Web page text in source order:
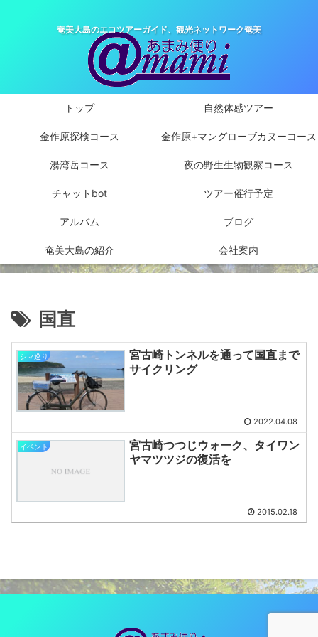
奄美大島のエコツアーガイド、観光ネットワーク奄美
トップ 自然体感ツアー
金作原探検コース 金作原+マングローブカヌーコース
湯湾岳コース 夜の野生生物観察コース
チャットbot ツアー催行予定
アルバム ブログ
奄美大島の紹介 会社案内
国直
シマ巡り
宮古崎トンネルを通って国直まで
サイクリング
2022.04.08
イベント
宮古崎つつじウォーク、タイワン
ヤマツツジの復活を
2015.02.18